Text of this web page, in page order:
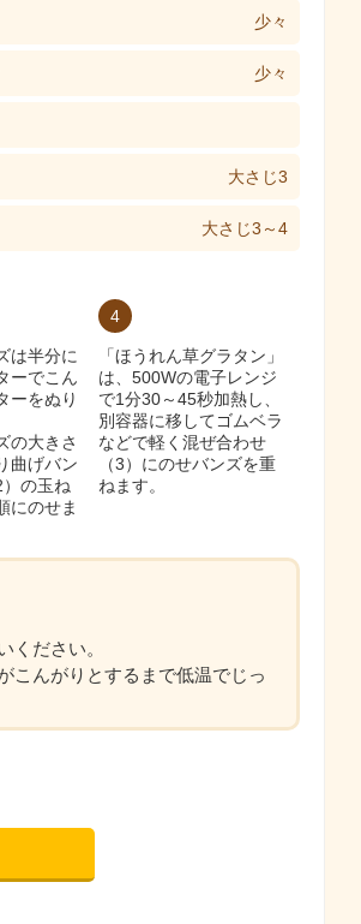
少々
少々
大さじ3
大さじ3～4
は半分に
ーでこん
ーをぬり
の大きさ
曲げバン
の玉ね
にのせま
4
「ほうれん草グラタン」
は、500Wの電子レンジ
で1分30～45秒加熱し、
別容器に移してゴムベラ
などで軽く混ぜ合わせ
（3）にのせバンズを重
ねます。
ください。
こんがりとするまで低温でじっ